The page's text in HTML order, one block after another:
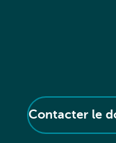
Contacter le